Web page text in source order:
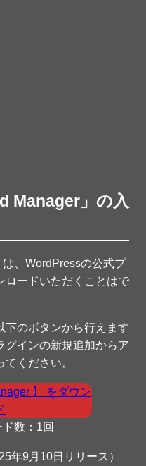
Manager」の入
は、WordPressの公式プ
ロードいただくことはで
下のボタンから行えます
グインの新規追加からア
ください。
】 をダウン
数：1回
9月10日リリース）